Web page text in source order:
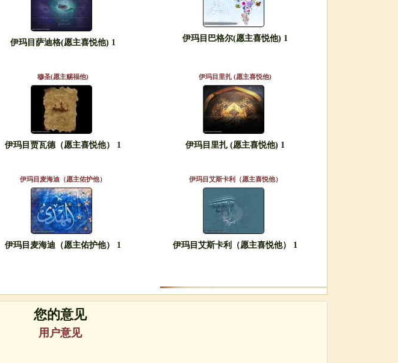
伊玛目巴格尔(愿主喜悦他) 1
伊玛目萨迪格(愿主喜悦他) 1
伊玛目里扎 (愿主喜悦他)
伊玛目里扎 (愿主喜悦他) 1
穆圣(愿主赐福他)
伊玛目贾瓦德（愿主喜悦他） 1
伊玛目艾斯卡利（愿主喜悦他）
伊玛目艾斯卡利（愿主喜悦他） 1
伊玛目麦海迪（愿主佑护他）
伊玛目麦海迪（愿主佑护他） 1
您的意见
用户意见